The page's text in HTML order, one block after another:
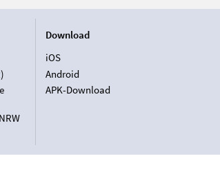
Download
iOS
Android
APK-Download